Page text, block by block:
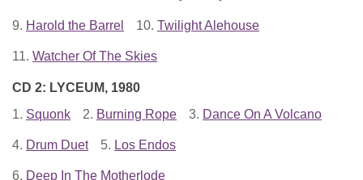
9. Harold the Barrel 10. Twilight Alehouse
11. Watcher Of The Skies
CD 2: LYCEUM, 1980
1. Squonk 2. Burning Rope 3. Dance On A Volcano
4. Drum Duet 5. Los Endos
6. Deep In The Motherlode